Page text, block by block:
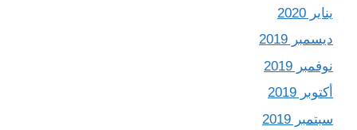
يناير 2020
ديسمبر 2019
نوفمبر 2019
أكتوبر 2019
سبتمبر 2019